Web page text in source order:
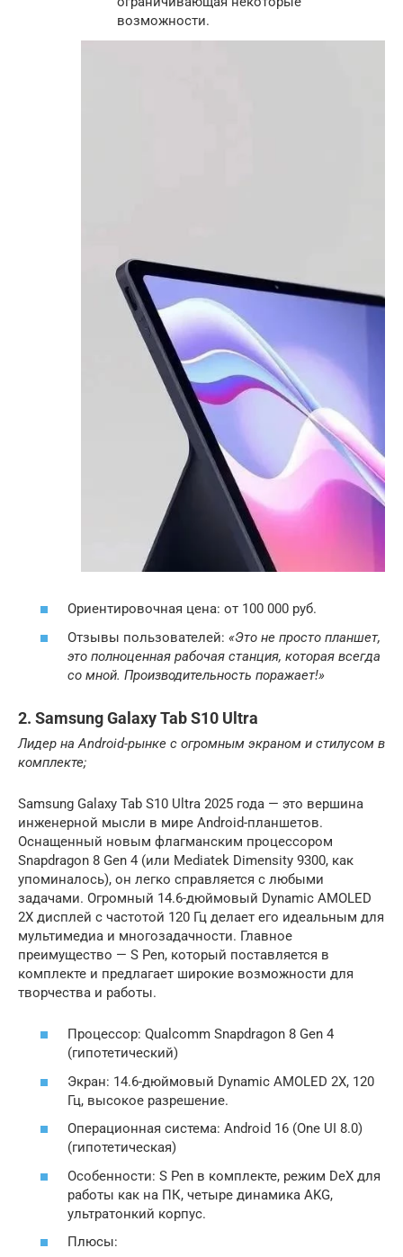
возможности.
Ориентировочная цена: от 100 000 руб.
Отзывы пользователей: «Это не просто планшет,
это полноценная рабочая станция, которая всегда
со мной. Производительность поражает!»
2. Samsung Galaxy Tab S10 Ultra
Лидер на Android-рынке с огромным экраном и стилусом в
комплекте;
Samsung Galaxy Tab S10 Ultra 2025 года — это вершина
инженерной мысли в мире Android-планшетов.
Оснащенный новым флагманским процессором
Snapdragon 8 Gen 4 (или Mediatek Dimensity 9300, как
упоминалось), он легко справляется с любыми
задачами. Огромный 14.6-дюймовый Dynamic AMOLED
2X дисплей с частотой 120 Гц делает его идеальным для
мультимедиа и многозадачности. Главное
преимущество — S Pen, который поставляется в
комплекте и предлагает широкие возможности для
творчества и работы.
Процессор: Qualcomm Snapdragon 8 Gen 4
(гипотетический)
Экран: 14.6-дюймовый Dynamic AMOLED 2X, 120
Гц, высокое разрешение.
Операционная система: Android 16 (One UI 8.0)
(гипотетическая)
Особенности: S Pen в комплекте, режим DeX для
работы как на ПК, четыре динамика AKG,
ультратонкий корпус.
Плюсы: